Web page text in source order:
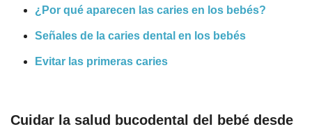
¿Por qué aparecen las caries en los bebés?
Señales de la caries dental en los bebés
Evitar las primeras caries
Cuidar la salud bucodental del bebé desde